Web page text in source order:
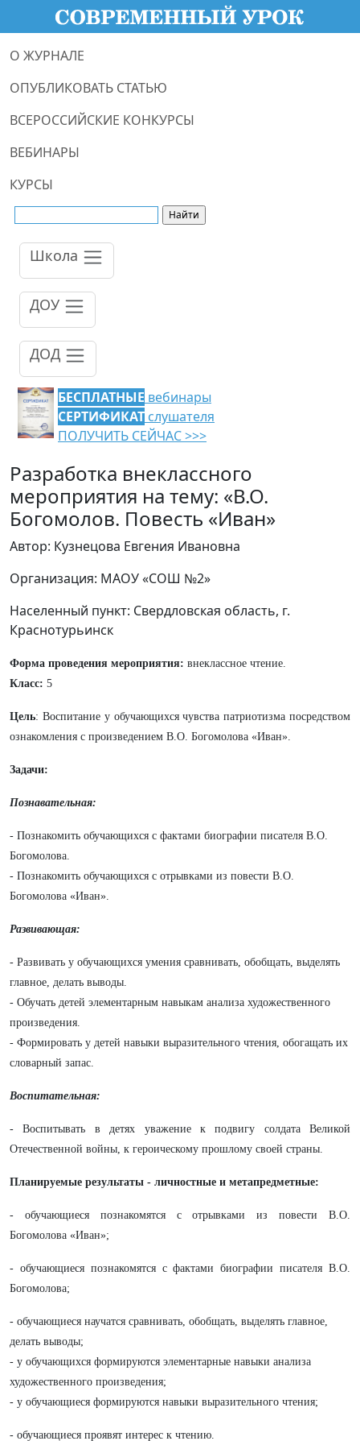
О ЖУРНАЛЕ
ОПУБЛИКОВАТЬ СТАТЬЮ
ВСЕРОССИЙСКИЕ КОНКУРСЫ
ВЕБИНАРЫ
КУРСЫ
Школа
ДОУ
ДОД
БЕСПЛАТНЫЕ вебинары
СЕРТИФИКАТ слушателя
ПОЛУЧИТЬ СЕЙЧАС >>>
Разработка внеклассного
мероприятия на тему: «В.О.
Богомолов. Повесть «Иван»
Автор: Кузнецова Евгения Ивановна
Организация: МАОУ «СОШ №2»
Населенный пункт: Свердловская область, г.
Краснотурьинск
Форма проведения мероприятия: внеклассное чтение.
Класс: 5
Цель: Воспитание у обучающихся чувства патриотизма посредством
ознакомления с произведением В.О. Богомолова «Иван».
Задачи:
Познавательная:
- Познакомить обучающихся с фактами биографии писателя В.О.
Богомолова.
- Познакомить обучающихся с отрывками из повести В.О.
Богомолова «Иван».
Развивающая:
- Развивать у обучающихся умения сравнивать, обобщать, выделять
главное, делать выводы.
- Обучать детей элементарным навыкам анализа художественного
произведения.
- Формировать у детей навыки выразительного чтения, обогащать их
словарный запас.
Воспитательная:
- Воспитывать в детях уважение к подвигу солдата Великой
Отечественной войны, к героическому прошлому своей страны.
Планируемые результаты - личностные и метапредметные:
- обучающиеся познакомятся с отрывками из повести В.О.
Богомолова «Иван»;
- обучающиеся познакомятся с фактами биографии писателя В.О.
Богомолова;
- обучающиеся научатся сравнивать, обобщать, выделять главное,
делать выводы;
- у обучающихся формируются элементарные навыки анализа
художественного произведения;
- у обучающиеся формируются навыки выразительного чтения;
- обучающиеся проявят интерес к чтению.